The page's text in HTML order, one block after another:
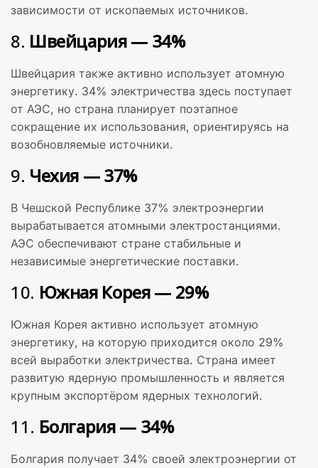
зависимости от ископаемых источников.
8. Швейцария — 34%
Швейцария также активно использует атомную
энергетику. 34% электричества здесь поступает
от АЭС, но страна планирует поэтапное
сокращение их использования, ориентируясь на
возобновляемые источники.
9. Чехия — 37%
В Чешской Республике 37% электроэнергии
вырабатывается атомными электростанциями.
АЭС обеспечивают стране стабильные и
независимые энергетические поставки.
10. Южная Корея — 29%
Южная Корея активно использует атомную
энергетику, на которую приходится около 29%
всей выработки электричества. Страна имеет
развитую ядерную промышленность и является
крупным экспортёром ядерных технологий.
11. Болгария — 34%
Болгария получает 34% своей электроэнергии от